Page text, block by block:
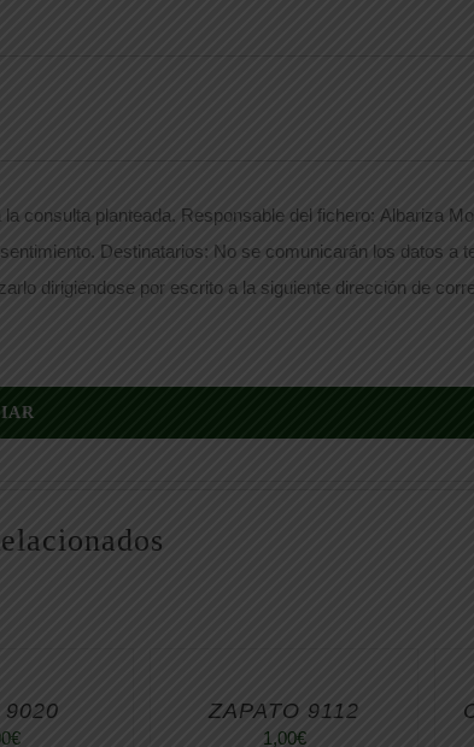
consulta planteada. Responsable del fichero: Albariza
Destinatarios: No se comunicarán los datos a
dirigiéndose por escrito a la siguiente dirección de
9020
€
TIENE
MÚLTIPLES
ZAPATO 9112
1,00€